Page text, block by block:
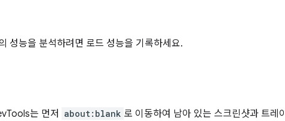
성능을 분석하려면 로드 성능을 기록하세요.
는 먼저 about:blank 로 이동하여 남아 있는 스크린샷과 트레이